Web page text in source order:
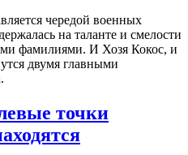
чередой военных
на таланте и смелости
фамилиями. И Хозя Кокос, и
двумя главными
точки